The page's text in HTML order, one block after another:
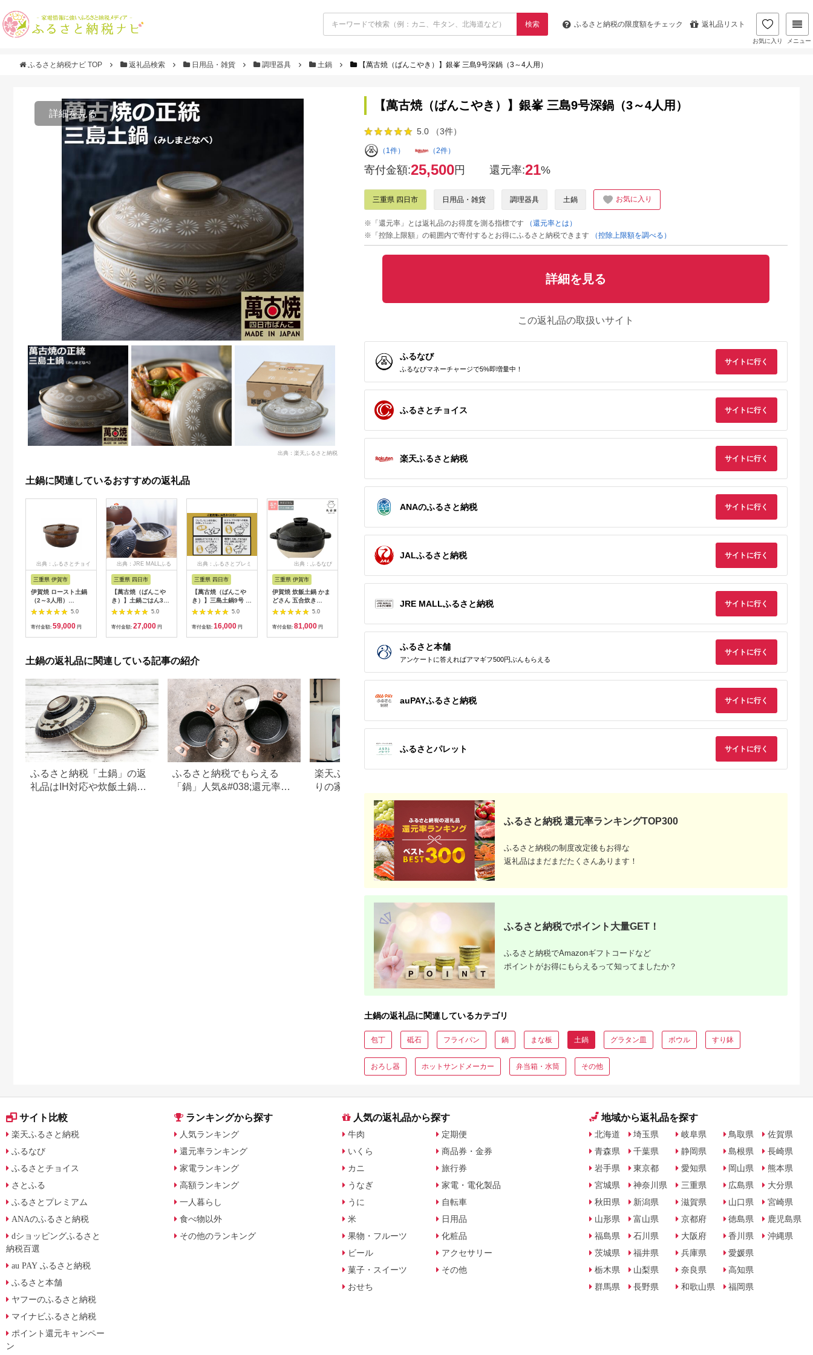
検索 ふるさと納税の限度額をチェック 返礼品リスト
お気に入り メニュー
ふるさと納税ナビ TOP 返礼品検索 日用品・雑貨 調理器具 土鍋 【萬古焼（ばんこやき）】銀峯 三島9号深鍋（3～4人用）
詳細を見る
出典：楽天ふるさと納税
土鍋に関連しているおすすめの返礼品
出典：ふるさとチョイ
三重県 伊賀市
伊賀焼 ロースト土鍋
（2～3人用）
【ngtn0035】
5.0
寄付金額: 59,000 円
出典：JRE MALLふる
三重県 四日市
【萬古焼（ばんこや
き）】土鍋ごはん3合
【瑠璃】 ご飯 炊飯 二
人用 (2人用) 三合(3合)
家族 子供 料理 贈り物
簡単) 菊花 銀峯
GINPO
5.0
寄付金額: 27,000 円
出典：ふるさとプレミ
三重県 四日市
【萬古焼（ばんこや
き）】三島土鍋9号 セ
ラミックコーティング
加工 内山製陶所-
[G728]
5.0
寄付金額: 16,000 円
出典：ふるなび
三重県 伊賀市
伊賀焼 炊飯土鍋 かま
どさん 五合炊き
【ngtn0004】
5.0
寄付金額: 81,000 円
出典：ANAのふるさと
アメ釉」中（2～4人
30,000
ポット白Ｍサイズ - お
しゃれに土鍋料理、キ
81,000
4人 料理 贈り物【直
火・レンジ・炊飯
銀峯 GINPO 鍋
27,500 22,000
【ふるさと納税】【美
濃焼】セラキッチン両
ー）【クリヤマ】キッ
チン用品 調理器具 土
鍋 [MGE012]
21,000
【美濃焼】 名入れオ
ーダー 土鍋 9号 (4-5
名用) 祝おめでとう
ス、IH対応 IHプレー
ト付 to693 瑞浪市 /
ながしまプランニン
オフィス 陶器 どなべ
鍋 レンジOK オーブ
60,000
土鍋の返礼品に関連している記事の紹介
ふるさと納税「土鍋」の返
礼品はIH対応や炊飯土鍋が
ふるさと納税でもらえる
「鍋」人気&#038;還元率ラ
楽天ふるさと納税でこだわ
りの家電探し。おすすめラ
ンキングまとめ
品ランキング｜人気の種
類・寄付額別に厳選
【萬古焼（ばんこやき）】銀峯 三島9号深鍋（3～4人用）
5.0 （3件）
（1件） （2件）
寄付金額:25,500円 還元率:21%
三重県 四日市 日用品・雑貨 調理器具 土鍋 お気に入り
※「還元率」とは返礼品のお得度を測る指標です
（還元率とは）
※「控除上限額」の範囲内で寄付するとお得にふるさと納税できます
（控除上限額を調べる）
詳細を見る
この返礼品の取扱いサイト
ふるなび
ふるなびマネーチャージで5%即増量中！
サイトに行く
ふるさとチョイス サイトに行く
楽天ふるさと納税 サイトに行く
ANAのふるさと納税 サイトに行く
JALふるさと納税 サイトに行く
JRE MALLふるさと納税 サイトに行く
ふるさと本舗
アンケートに答えればアマギフ500円ぶんもらえる
サイトに行く
auPAYふるさと納税 サイトに行く
ふるさとパレット サイトに行く
ふるさと納税 還元率ランキングTOP300
ふるさと納税の制度改定後もお得な
返礼品はまだまだたくさんあります！
ふるさと納税でポイント大量GET！
ふるさと納税でAmazonギフトコードなど
ポイントがお得にもらえるって知ってましたか？
土鍋の返礼品に関連しているカテゴリ
包丁 砥石 フライパン 鍋 まな板 土鍋 グラタン皿 ボウル すり鉢
おろし器 ホットサンドメーカー 弁当箱・水筒 その他
サイト比較
楽天ふるさと納税
ふるなび
ふるさとチョイス
さとふる
ふるさとプレミアム
ANAのふるさと納税
dショッピングふるさと
納税百選
au PAY ふるさと納税
ふるさと本舗
ヤフーのふるさと納税
マイナビふるさと納税
ポイント還元キャンペー
ン
ランキングから探す
人気ランキング
還元率ランキング
家電ランキング
高額ランキング
一人暮らし
食べ物以外
その他のランキング
人気の返礼品から探す
牛肉
いくら
カニ
うなぎ
うに
米
果物・フルーツ
ビール
菓子・スイーツ
おせち
定期便
商品券・金券
旅行券
家電・電化製品
自転車
日用品
化粧品
アクセサリー
その他
地域から返礼品を探す
北海道
青森県
岩手県
宮城県
秋田県
山形県
福島県
茨城県
栃木県
群馬県
埼玉県
千葉県
東京都
神奈川県
新潟県
富山県
石川県
福井県
山梨県
長野県
岐阜県
静岡県
愛知県
三重県
滋賀県
京都府
大阪府
兵庫県
奈良県
和歌山県
鳥取県
島根県
岡山県
広島県
山口県
徳島県
香川県
愛媛県
高知県
福岡県
佐賀県
長崎県
熊本県
大分県
宮崎県
鹿児島県
沖縄県